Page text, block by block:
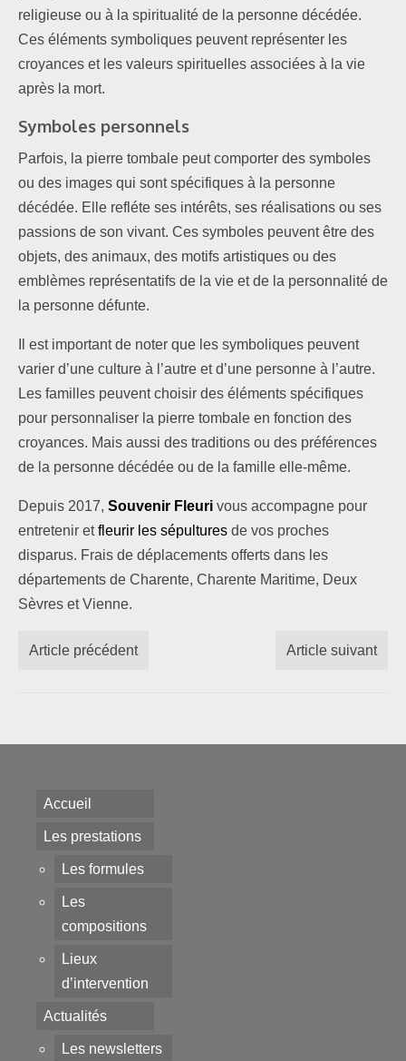
religieuse ou à la spiritualité de la personne décédée.
Ces éléments symboliques peuvent représenter les
croyances et les valeurs spirituelles associées à la vie
après la mort.
Symboles personnels
Parfois, la pierre tombale peut comporter des symboles
ou des images qui sont spécifiques à la personne
décédée. Elle refléte ses intérêts, ses réalisations ou ses
passions de son vivant. Ces symboles peuvent être des
objets, des animaux, des motifs artistiques ou des
emblèmes représentatifs de la vie et de la personnalité de
la personne défunte.
Il est important de noter que les symboliques peuvent
varier d’une culture à l’autre et d’une personne à l’autre.
Les familles peuvent choisir des éléments spécifiques
pour personnaliser la pierre tombale en fonction des
croyances. Mais aussi des traditions ou des préférences
de la personne décédée ou de la famille elle-même.
Depuis 2017, Souvenir Fleuri vous accompagne pour
entretenir etfleurir les sépultures de vos proches
disparus. Frais de déplacements offerts dans les
départements de Charente, Charente Maritime, Deux
Sèvres et Vienne.
Article précédent Article suivant
Accueil
Les prestations
Les formules
Les
compositions
Lieux
d’intervention
Actualités
Les newsletters